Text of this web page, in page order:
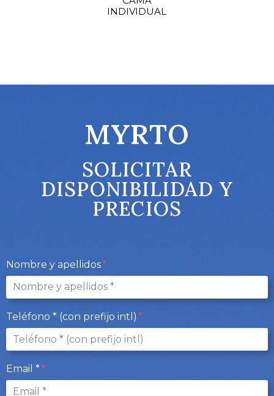
INDIVIDUAL
MYRTO
SOLICITAR
DISPONIBILIDAD Y
PRECIOS
Nombre y apellidos
Teléfono * (con prefijo intl)
Email *